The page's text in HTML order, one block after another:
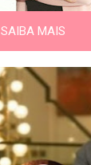
SAIBA MAIS